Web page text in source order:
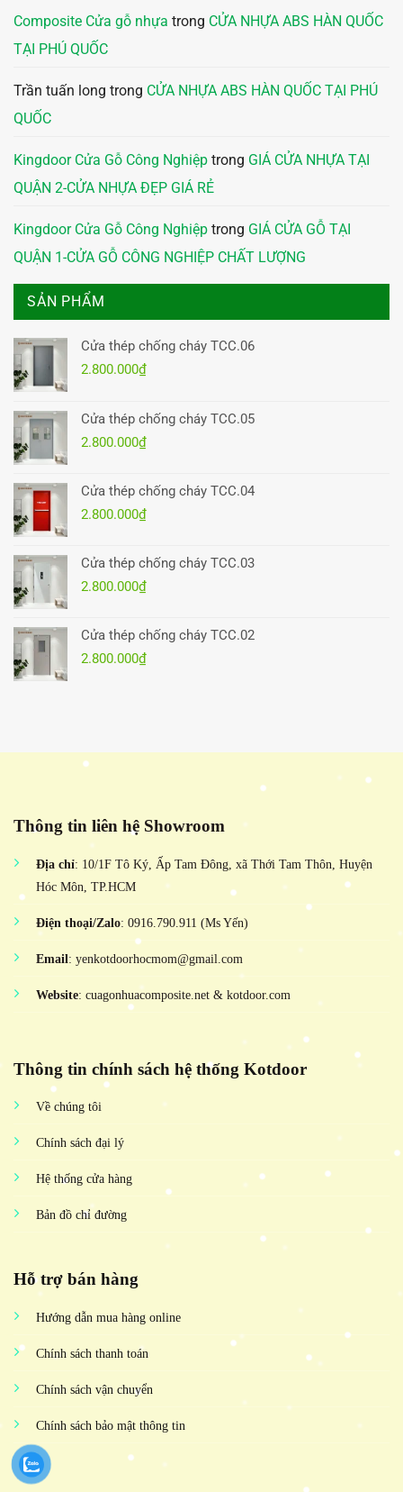
Composite Cửa gỗ nhựa trong CỬA NHỰA ABS HÀN QUỐC
TẠI PHÚ QUỐC
Trần tuấn long trong CỬA NHỰA ABS HÀN QUỐC TẠI PHÚ
QUỐC
Kingdoor Cửa Gỗ Công Nghiệp trong GIÁ CỬA NHỰA TẠI
QUẬN 2-CỬA NHỰA ĐẸP GIÁ RẺ
Kingdoor Cửa Gỗ Công Nghiệp trong GIÁ CỬA GỖ TẠI
QUẬN 1-CỬA GỖ CÔNG NGHIỆP CHẤT LƯỢNG
SẢN PHẨM
Cửa thép chống cháy TCC.06
2.800.000₫
Cửa thép chống cháy TCC.05
2.800.000₫
Cửa thép chống cháy TCC.04
2.800.000₫
Cửa thép chống cháy TCC.03
2.800.000₫
Cửa thép chống cháy TCC.02
2.800.000₫
Thông tin liên hệ Showroom
Địa chỉ: 10/1F Tô Ký, Ấp Tam Đông, xã Thới Tam Thôn, Huyện
Hóc Môn, TP.HCM
Điện thoại/Zalo: 0916.790.911 (Ms Yến)
Email: yenkotdoorhocmom@gmail.com
Website: cuagonhuacomposite.net & kotdoor.com
Thông tin chính sách hệ thống Kotdoor
Về chúng tôi
Chính sách đại lý
Hệ thống cửa hàng
Bản đồ chỉ đường
Hỗ trợ bán hàng
Hướng dẫn mua hàng online
Chính sách thanh toán
Chính sách vận chuyển
Chính sách bảo mật thông tin